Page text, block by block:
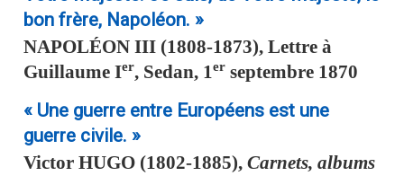
bon frère, Napoléon. »
NAPOLÉON III (1808-1873), Lettre à
Guillaume Ier, Sedan, 1er septembre 1870
« Une guerre entre Européens est une
guerre civile. »
VictorHUGO (1802-1885),Carnets, albums